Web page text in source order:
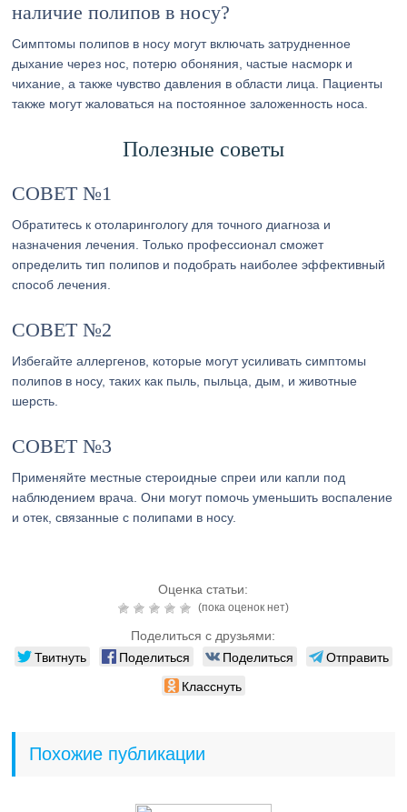
наличие полипов в носу?
Симптомы полипов в носу могут включать затрудненное
дыхание через нос, потерю обоняния, частые насморк и
чихание, а также чувство давления в области лица. Пациенты
также могут жаловаться на постоянное заложенность носа.
Полезные советы
СОВЕТ №1
Обратитесь к отоларингологу для точного диагноза и
назначения лечения. Только профессионал сможет
определить тип полипов и подобрать наиболее эффективный
способ лечения.
СОВЕТ №2
Избегайте аллергенов, которые могут усиливать симптомы
полипов в носу, таких как пыль, пыльца, дым, и животные
шерсть.
СОВЕТ №3
Применяйте местные стероидные спреи или капли под
наблюдением врача. Они могут помочь уменьшить воспаление
и отек, связанные с полипами в носу.
Оценка статьи:
(пока оценок нет)
Поделиться с друзьями:
Твитнуть Поделиться Поделиться
Отправить
Класснуть
Похожие публикации